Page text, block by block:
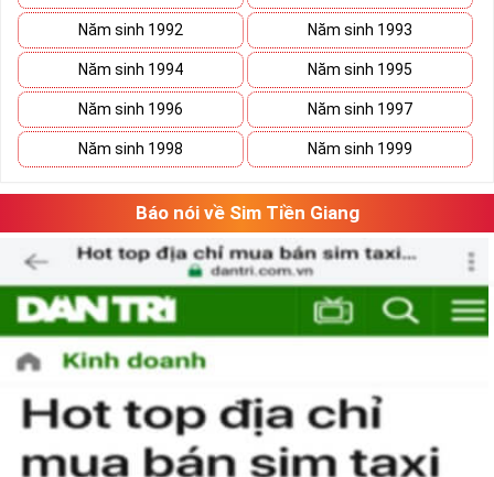
Năm sinh 1992 Năm sinh 1993
Năm sinh 1994 Năm sinh 1995
Năm sinh 1996 Năm sinh 1997
Năm sinh 1998 Năm sinh 1999
Báo nói về Sim Tiền Giang